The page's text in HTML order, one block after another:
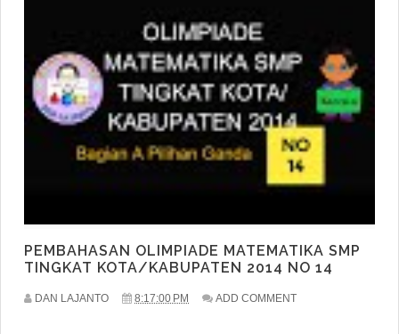
PEMBAHASAN OLIMPIADE MATEMATIKA SMP
TINGKAT KOTA/KABUPATEN 2014 NO 14
DAN LAJANTO 8:17:00 PM ADD COMMENT